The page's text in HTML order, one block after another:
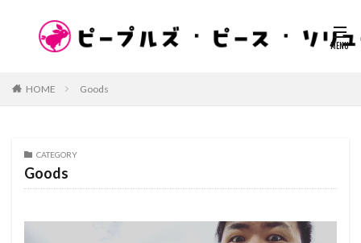
HOME Goods
CATEGORY
Goods